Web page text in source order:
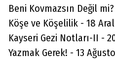
Beni Kovmazsın Değil
Köşe ve Köşelilik - 18
Kayseri Gezi Notları-II -
Yazmak Gerek! - 13